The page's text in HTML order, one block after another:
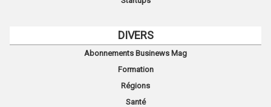
DIVERS
Abonnements Businews Mag
Formation
Régions
Santé